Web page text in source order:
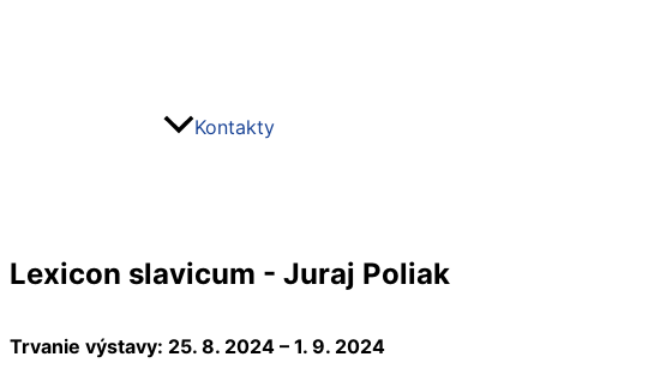
Kontakty
Lexicon slavicum - Juraj Poliak
Trvanie výstavy: 25. 8. 2024 – 1. 9. 2024